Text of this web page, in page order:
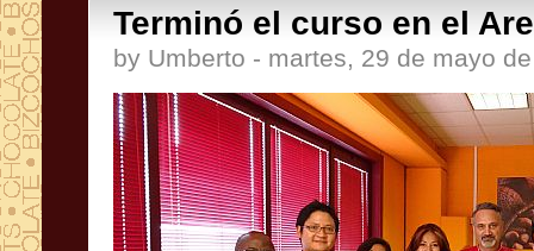
Terminó el curso en el
by Umberto - martes, 29 de mayo